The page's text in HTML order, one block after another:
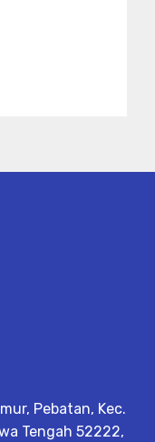
Pebatan, Kec.
Tengah 52222,